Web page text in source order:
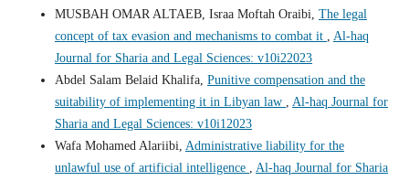
MUSBAH OMAR ALTAEB, Israa Moftah Oraibi, The legal
concept of tax evasion and mechanisms to combat it
Al-haq
Journal for Sharia and Legal Sciences: v10i22023
Abdel Salam Belaid Khalifa, Punitive compensation and the
suitability of implementing it in Libyan law
Al-haq Journal for
Sharia and Legal Sciences: v10i12023
Wafa Mohamed Alariibi, Administrative liability for the
unlawful use of artificial intelligence
Al-haq Journal for Sharia